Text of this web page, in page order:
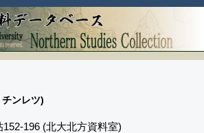
ンレツ)
152-196 (北大北方資料室)